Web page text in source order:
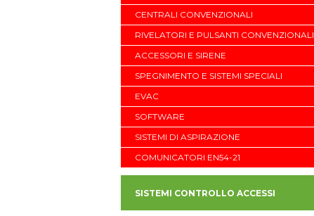
CENTRALI CONVENZIONALI
RIVELATORI E PULSANTI CONVENZIONALI
ACCESSORI E SIRENE
SPEGNIMENTO E SISTEMI SPECIALI
EVAC
SOFTWARE
SISTEMI DI ASPIRAZIONE
COMUNICATORI EN54-21
SISTEMI CONTROLLO ACCESSI